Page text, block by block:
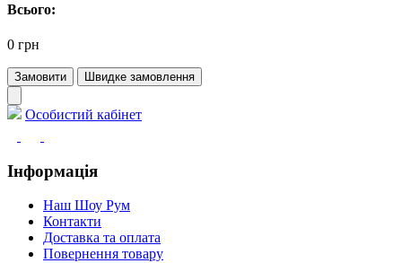
Всього:
0 грн
Замовити Швидке замовлення
Особистий кабінет
Інформація
Наш Шоу Рум
Контакти
Доставка та оплата
Повернення товару